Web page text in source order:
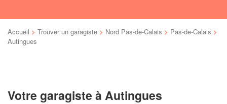
Accueil > Trouver un garagiste > Nord Pas-de-Calais > Pas-de-Calais >
Autingues
Votre garagiste à Autingues